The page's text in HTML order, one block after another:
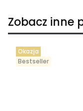
Zobacz inne
Okazja
Bestseller